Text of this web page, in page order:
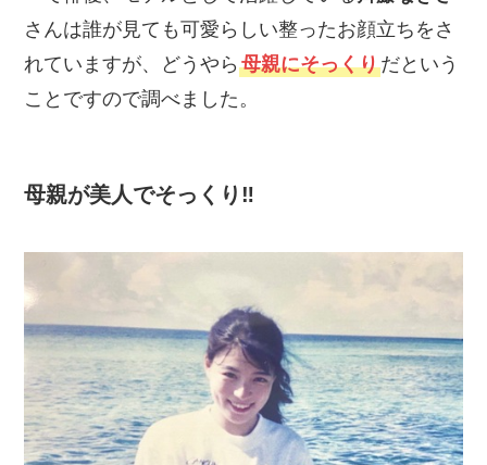
さんは誰が見ても可愛らしい整ったお顔立ちをさ
れていますが、どうやら母親にそっくりだという
ことですので調べました。
母親が美人でそっくり‼